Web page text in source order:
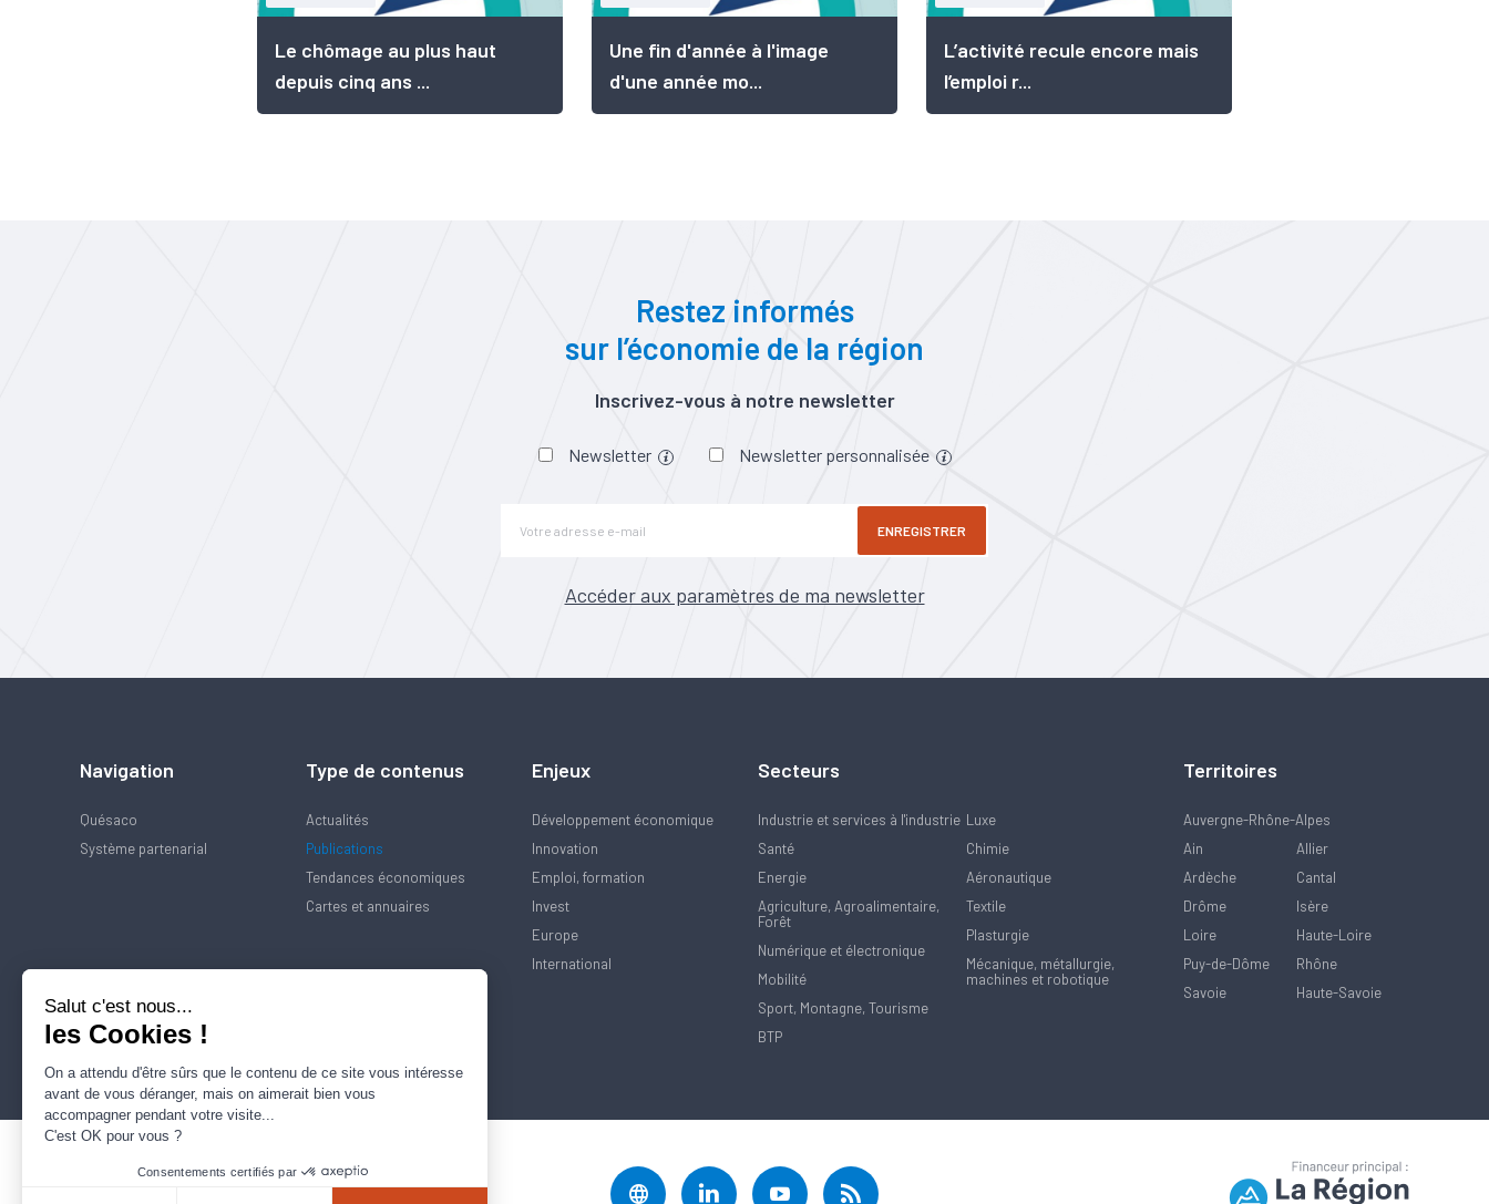
Le chômage au plus haut
depuis cinq ans ...
Une fin d'année à l'image
d'une année mo...
L’activité recule encore mais
l’emploi r...
Restez informés
sur l’économie de la région
Inscrivez-vous à notre newsletter
Newsletter Newsletter personnalisée
ENREGISTRER
Accéder aux paramètres de ma newsletter
Navigation
Quésaco
Système partenarial
Type de contenus
Actualités
Publications
Tendances économiques
Cartes et annuaires
Enjeux
Développement économique
Innovation
Emploi, formation
Invest
Europe
International
Secteurs
Industrie et services à l'industrie
Santé
Energie
Agriculture, Agroalimentaire,
Forêt
Numérique et électronique
Mobilité
Sport, Montagne, Tourisme
BTP
Luxe
Chimie
Aéronautique
Textile
Plasturgie
Mécanique, métallurgie,
machines et robotique
Territoires
Auvergne-Rhône-Alpes
Ain
Allier
Ardèche
Cantal
Drôme
Isère
Loire
Haute-Loire
Puy-de-Dôme
Rhône
Savoie
Haute-Savoie
Salut c'est nous...
les Cookies !
On a attendu d'être sûrs que le contenu de ce site vous intéresse
avant de vous déranger, mais on aimerait bien vous
accompagner pendant votre visite...
C'est OK pour vous ?
Consentements certifiés par